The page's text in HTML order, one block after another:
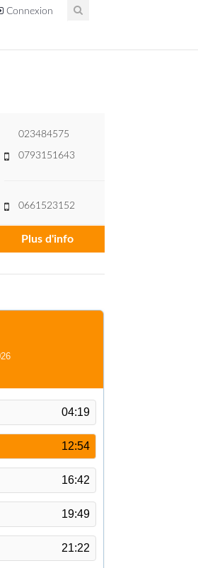
Connexion
023484575
0793151643
0661523152
Plus d'info